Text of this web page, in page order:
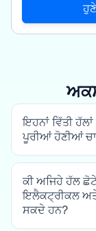
ਇਹਨਾਂ ਵਿੱਤੀ
ਪੂਰੀਆਂ ਹੋਣੀਆਂ
ਕੀ ਅਜਿਹੇ ਹੱਲ
ਇਲੈਕਟ੍ਰੀਕਲ
ਸਕਦੇ ਹਨ?